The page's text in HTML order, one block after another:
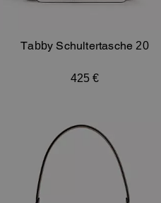
Tabby Schultertasche 20
425 €